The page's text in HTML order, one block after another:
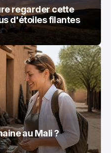
regarder cette
d'étoiles filantes
au Mali ?